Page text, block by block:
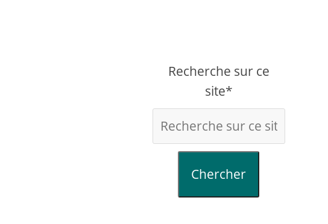
Recherche sur ce
site*
Chercher